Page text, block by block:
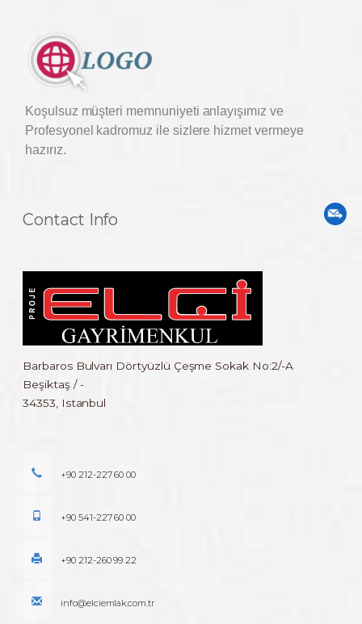
Koşulsuz müşteri memnuniyeti anlayışımız ve
Profesyonel kadromuz ile sizlere hizmet vermeye
hazırız.
Contact Info
Barbaros Bulvarı Dörtyüzlü Çeşme Sokak No:2/-A
Beşiktaş / -
34353, Istanbul
+90 212-227 60 00
+90 541-227 60 00
+90 212-260 99 22
info@elciemlak.com.tr